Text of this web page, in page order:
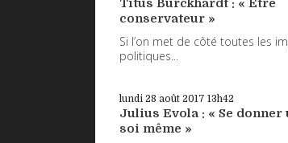
Titus Burckhardt : « Être
conservateur »
Si l’on met de côté toutes les
politiques...
lundi 28 août 2017 13h42
Julius Evola : « Se donner
soi même »